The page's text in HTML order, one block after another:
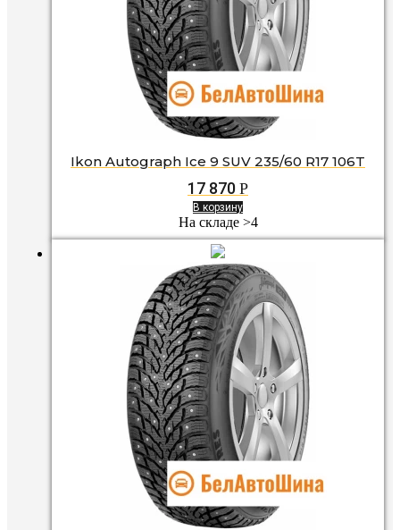
Ikon Autograph Ice 9 SUV 235/60 R17 106T
17 870 Р
В корзину
На складе >4